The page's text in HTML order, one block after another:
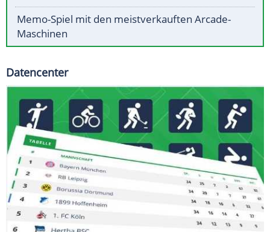
Memo-Spiel mit den meistverkauften Arcade-
Maschinen
Datencenter